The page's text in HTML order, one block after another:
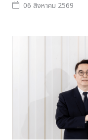
06 สิงหาคม 2569